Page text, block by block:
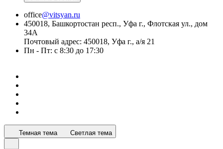
office@vitsyan.ru
450018, Башкортостан респ., Уфа г., Флотская ул., дом
34А
Почтовый адрес: 450018, Уфа г., а/я 21
Пн - Пт: с 8:30 до 17:30
Темная тема Светлая тема